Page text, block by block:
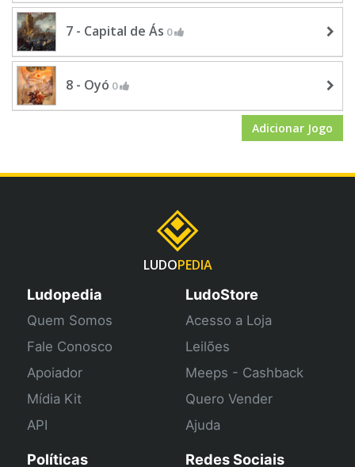
7 - Capital de Ás 0
8 - Oyó 0
Adicionar Jogo
LUDOPEDIA
Ludopedia
Quem Somos
Fale Conosco
Apoiador
Mídia Kit
API
LudoStore
Acesso a Loja
Leilões
Meeps - Cashback
Quero Vender
Ajuda
Políticas Redes Sociais